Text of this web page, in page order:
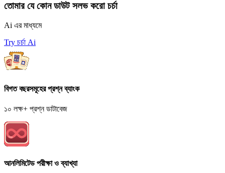
তোমার যে কোন ডাউট সলভ করো চর্চা
Ai এর মাধ্যমে
Try চর্চা Ai
বিগত বছরসমূহের প্রশ্ন ব্যাংক
১০ লক্ষ+ প্রশ্ন ডাটাবেজ
আনলিমিটেড পরীক্ষা ও ব্যাখ্যা